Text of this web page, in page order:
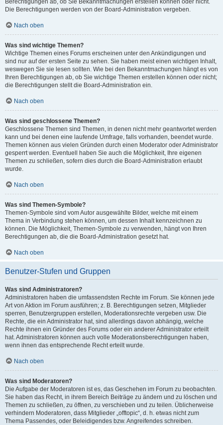
Berechtigungen ab, ob Sie Bekanntmachungen erstellen können oder nicht.
Die Berechtigungen werden von der Board-Administration vergeben.
Nach oben
Was sind wichtige Themen?
Wichtige Themen eines Forums erscheinen unter den Ankündigungen und
sind nur auf der ersten Seite zu sehen. Sie haben meist einen wichtigen Inhalt,
weswegen Sie sie lesen sollten. Wie bei den Bekanntmachungen hängt es von
Ihren Berechtigungen ab, ob Sie wichtige Themen erstellen können oder nicht;
die Berechtigungen stellt die Board-Administration ein.
Nach oben
Was sind geschlossene Themen?
Geschlossene Themen sind Themen, in denen nicht mehr geantwortet werden
kann und bei denen eine laufende Umfrage, falls vorhanden, beendet wurde.
Themen können aus vielen Gründen durch einen Moderator oder Administrator
gesperrt werden. Eventuell haben Sie auch die Möglichkeit, Ihre eigenen
Themen zu schließen, sofern dies durch die Board-Administration erlaubt
wurde.
Nach oben
Was sind Themen-Symbole?
Themen-Symbole sind vom Autor ausgewählte Bilder, welche mit einem
Thema in Verbindung stehen können, um dessen Inhalt kennzeichnen zu
können. Die Möglichkeit, Themen-Symbole zu verwenden, hängt von Ihren
Berechtigungen ab, die die Board-Administration gesetzt hat.
Nach oben
Benutzer-Stufen und Gruppen
Was sind Administratoren?
Administratoren haben die umfassendsten Rechte im Forum. Sie können jede
Art von Aktion im Forum ausführen; z. B. Berechtigungen setzen, Mitglieder
sperren, Benutzergruppen erstellen, Moderationsrechte vergeben usw. Die
Rechte, die ein Administrator hat, sind allerdings davon abhängig, welche
Rechte ihnen ein Gründer des Forums oder ein anderer Administrator erteilt
hat. Administratoren können auch volle Moderationsberechtigungen haben,
wenn ihnen das entsprechende Recht erteilt wurde.
Nach oben
Was sind Moderatoren?
Die Aufgabe der Moderatoren ist es, das Geschehen im Forum zu beobachten.
Sie haben das Recht, in ihrem Bereich Beiträge zu ändern und zu löschen und
Themen zu schließen, zu öffnen, zu verschieben und zu teilen. Üblicherweise
verhindern Moderatoren, dass Mitglieder „offtopic“, d. h. etwas nicht zum
Thema Passendes, oder Beleidigendes bzw. Angreifendes schreiben.